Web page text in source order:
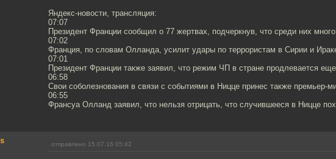
Яндекс-новости, трансляция:
07:07
Президент Франции сообщил о 77 жертвах, подчеркнув, что среди них
07:02
Франция, по словам Олланда, усилит удары по террористам в Сирии и
07:01
Президент Франции также заявил, что режим ЧП в стране продлевается
06:58
Свои соболезнования в связи с событиями в Ницце принес также премьер-
06:55
Франсуа Олланд заявил, что нельзя отрицать, что случившееся в Ницце
отправлено 15.07.16 05:42